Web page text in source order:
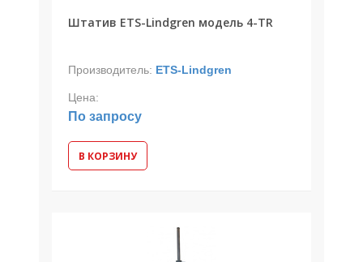
Штатив ETS-Lindgren модель 4-TR
Производитель: ETS-Lindgren
Цена:
По запросу
В КОРЗИНУ